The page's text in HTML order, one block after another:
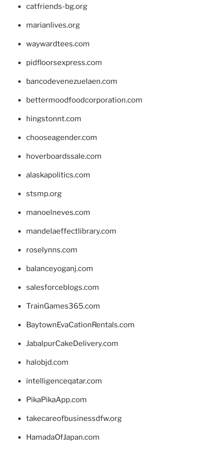
catfriends-bg.org
marianlives.org
waywardtees.com
pidfloorsexpress.com
bancodevenezuelaen.com
bettermoodfoodcorporation.com
hingstonnt.com
chooseagender.com
hoverboardssale.com
alaskapolitics.com
stsmp.org
manoelneves.com
mandelaeffectlibrary.com
roselynns.com
balanceyoganj.com
salesforceblogs.com
TrainGames365.com
BaytownEvaCationRentals.com
JabalpurCakeDelivery.com
halobjd.com
intelligenceqatar.com
PikaPikaApp.com
takecareofbusinessdfw.org
HamadaOfJapan.com